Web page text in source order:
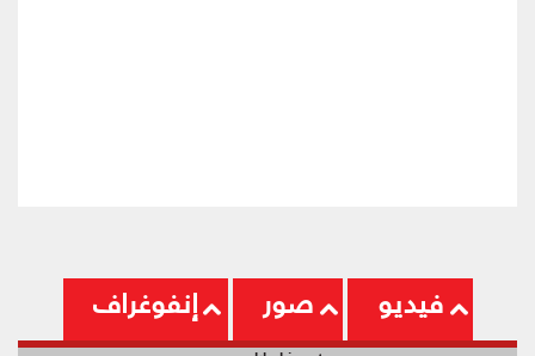
فيديو صور إنفوغراف